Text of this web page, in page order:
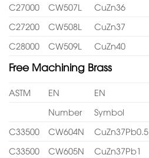
C27000
CW507L CuZn36
C27200
CW508L CuZn37
C28000
CW509L CuZn40
Free Machining Brass
ASTM EN EN
Number
Symbol
C33500
CW604N CuZn37Pb0.5
C33500
CW605N CuZn37Pb1